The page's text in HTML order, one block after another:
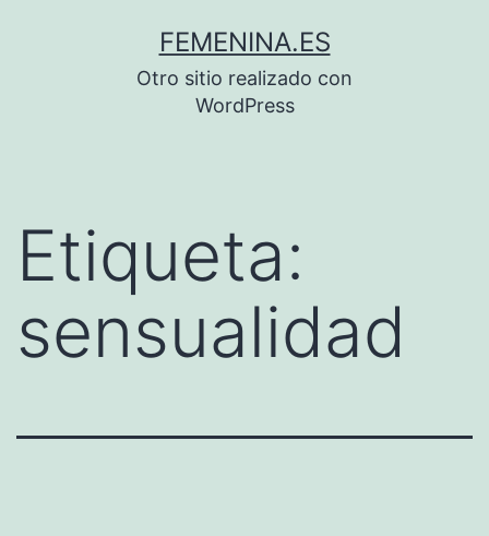
FEMENINA.ES
Otro sitio realizado con
WordPress
Etiqueta:
sensualidad